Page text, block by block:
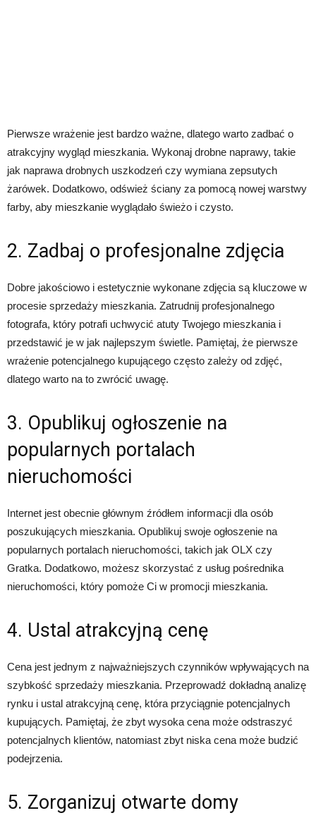
Pierwsze wrażenie jest bardzo ważne, dlatego warto zadbać o
atrakcyjny wygląd mieszkania. Wykonaj drobne naprawy, takie
jak naprawa drobnych uszkodzeń czy wymiana zepsutych
żarówek. Dodatkowo, odśwież ściany za pomocą nowej warstwy
farby, aby mieszkanie wyglądało świeżo i czysto.
2. Zadbaj o profesjonalne zdjęcia
Dobre jakościowo i estetycznie wykonane zdjęcia są kluczowe w
procesie sprzedaży mieszkania. Zatrudnij profesjonalnego
fotografa, który potrafi uchwycić atuty Twojego mieszkania i
przedstawić je w jak najlepszym świetle. Pamiętaj, że pierwsze
wrażenie potencjalnego kupującego często zależy od zdjęć,
dlatego warto na to zwrócić uwagę.
3. Opublikuj ogłoszenie na
popularnych portalach
nieruchomości
Internet jest obecnie głównym źródłem informacji dla osób
poszukujących mieszkania. Opublikuj swoje ogłoszenie na
popularnych portalach nieruchomości, takich jak OLX czy
Gratka. Dodatkowo, możesz skorzystać z usług pośrednika
nieruchomości, który pomoże Ci w promocji mieszkania.
4. Ustal atrakcyjną cenę
Cena jest jednym z najważniejszych czynników wpływających na
szybkość sprzedaży mieszkania. Przeprowadź dokładną analizę
rynku i ustal atrakcyjną cenę, która przyciągnie potencjalnych
kupujących. Pamiętaj, że zbyt wysoka cena może odstraszyć
potencjalnych klientów, natomiast zbyt niska cena może budzić
podejrzenia.
5. Zorganizuj otwarte domy